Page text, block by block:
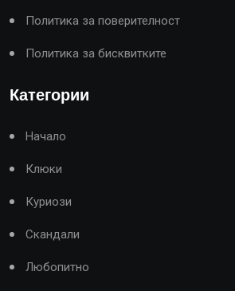
Политика за поверителност
Политика за бисквитките
Категории
Начало
Клюки
Куриози
Скандали
Любопитно